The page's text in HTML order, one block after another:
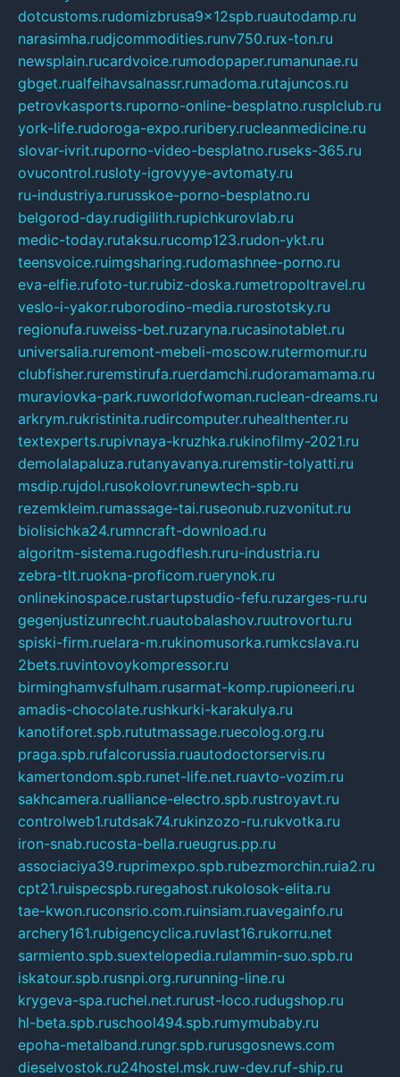
dotcustoms.rudomizbrusa9x12spb.ruautodamp.ru
narasimha.rudjcommodities.runv750.rux-ton.ru
newsplain.rucardvoice.rumodopaper.rumanunae.ru
gbget.rualfeihavsalnassr.rumadoma.rutajuncos.ru
petrovkasports.ruporno-online-besplatno.rusplclub.ru
york-life.rudoroga-expo.ruribery.rucleanmedicine.ru
slovar-ivrit.ruporno-video-besplatno.ruseks-365.ru
ovucontrol.rusloty-igrovyye-avtomaty.ru
ru-industriya.rurusskoe-porno-besplatno.ru
belgorod-day.rudigilith.rupichkurovlab.ru
medic-today.rutaksu.rucomp123.rudon-ykt.ru
teensvoice.ruimgsharing.rudomashnee-porno.ru
eva-elfie.rufoto-tur.rubiz-doska.rumetropoltravel.ru
veslo-i-yakor.ruborodino-media.rurostotsky.ru
regionufa.ruweiss-bet.ruzaryna.rucasinotablet.ru
universalia.ruremont-mebeli-moscow.rutermomur.ru
clubfisher.ruremstirufa.ruerdamchi.rudoramamama.ru
muraviovka-park.ruworldofwoman.ruclean-dreams.ru
arkrym.rukristinita.rudircomputer.ruhealthenter.ru
textexperts.rupivnaya-kruzhka.rukinofilmy-2021.ru
demolalapaluza.rutanyavanya.ruremstir-tolyatti.ru
msdip.rujdol.rusokolovr.runewtech-spb.ru
rezemkleim.rumassage-tai.ruseonub.ruzvonitut.ru
biolisichka24.rumncraft-download.ru
algoritm-sistema.rugodflesh.ruru-industria.ru
zebra-tlt.ruokna-proficom.ruerynok.ru
onlinekinospace.rustartupstudio-fefu.ruzarges-ru.ru
gegenjustizunrecht.ruautobalashov.ruutrovortu.ru
spiski-firm.ruelara-m.rukinomusorka.rumkcslava.ru
2bets.ruvintovoykompressor.ru
birminghamvsfulham.rusarmat-komp.rupioneeri.ru
amadis-chocolate.rushkurki-karakulya.ru
kanotiforet.spb.rututmassage.ruecolog.org.ru
praga.spb.rufalcorussia.ruautodoctorservis.ru
kamertondom.spb.runet-life.net.ruavto-vozim.ru
sakhcamera.rualliance-electro.spb.rustroyavt.ru
controlweb1.rutdsak74.rukinzozo-ru.rukvotka.ru
iron-snab.rucosta-bella.rueugrus.pp.ru
associaciya39.ruprimexpo.spb.rubezmorchin.ruia2.ru
cpt21.ruispecspb.ruregahost.rukolosok-elita.ru
tae-kwon.ruconsrio.com.ruinsiam.ruavegainfo.ru
archery161.rubigencyclica.ruvlast16.rukorru.net
sarmiento.spb.suextelopedia.rulammin-suo.spb.ru
iskatour.spb.rusnpi.org.rurunning-line.ru
krygeva-spa.ruchel.net.rurust-loco.rudugshop.ru
hl-beta.spb.ruschool494.spb.rumymubaby.ru
epoha-metalband.rungr.spb.rurusgosnews.com
dieselvostok.ru24hostel.msk.ruw-dev.ruf-ship.ru